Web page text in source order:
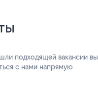
подходящей вакансии вы
с нами напрямую